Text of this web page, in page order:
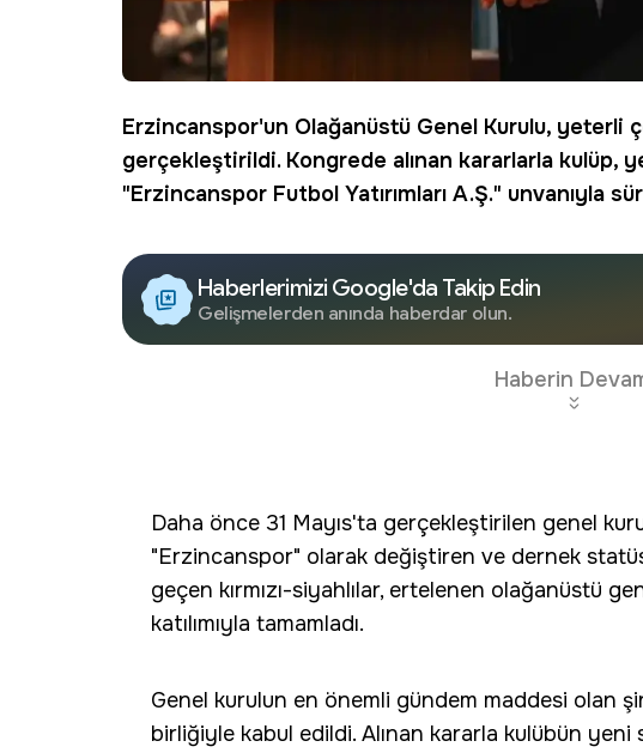
Erzincanspor'un Olağanüstü Genel Kurulu, yeterli
gerçekleştirildi. Kongrede alınan kararlarla kulüp,
"Erzincanspor Futbol Yatırımları A.Ş." unvanıyla
Haberlerimizi Google'da Takip Edin
Gelişmelerden anında haberdar olun.
Haberin
Daha önce 31 Mayıs'ta gerçekleştirilen genel
"Erzincanspor" olarak değiştiren ve dernek
geçen kırmızı-siyahlılar, ertelenen olağanüstü
katılımıyla tamamladı.
Genel kurulun en önemli gündem maddesi olan
birliğiyle kabul edildi. Alınan kararla kulübün